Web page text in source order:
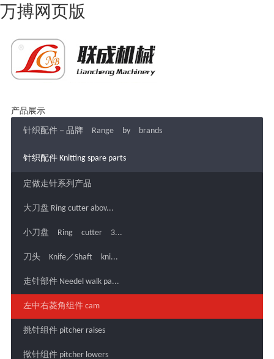
万搏网页版
产品展示
针织配件－品牌 Range by brands
针织配件 Knitting spare parts
定做走针系列产品
大刀盘 Ring cutter abov...
小刀盘 Ring cutter 3...
刀头 Knife／Shaft kni...
走针部件 Needel walk pa...
左中右菱角组件 cam
挑针组件 pitcher raises
揿针组件 pitcher lowers